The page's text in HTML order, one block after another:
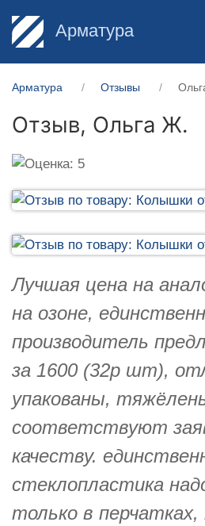
Арматура
Арматура Отзывы
Отзыв, Ольга Ж.
Лучшая цена на
на озоне,
производитель
за 1600 (32р шт),
упакованы,
соответствуют
качеству.
стеклопластика
только в перчатках,